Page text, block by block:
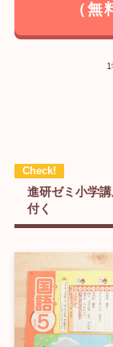
（
進研ゼミ小学
付く